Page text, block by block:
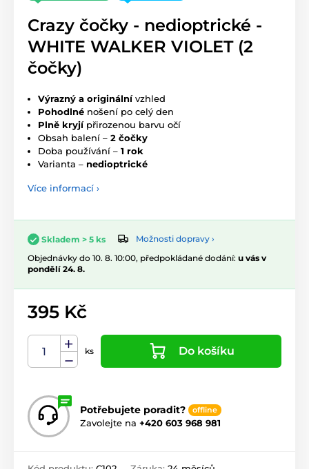
Crazy čočky - nedioptrické -
WHITE WALKER VIOLET (2
čočky)
Výrazný a originálnívzhled
Pohodlné nošení po celý den
Plně kryjípřirozenou barvu očí
Obsah balení – 2 čočky
Doba používání – 1 rok
Varianta – nedioptrické
Více informací ›
Skladem > 5 ks
Možnosti dopravy ›
Objednávky do 10. 8. 10:00, předpokládané dodání: u vás v
pondělí 24. 8.
395 Kč
ks Do košíku
Potřebujete poradit? offline
Zavolejte na +420 603 968 981